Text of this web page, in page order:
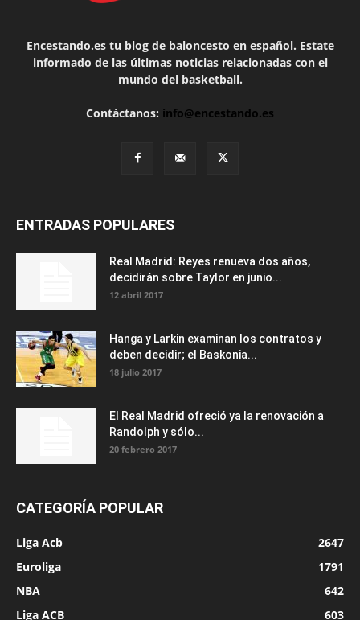
Encestando.es tu blog de baloncesto en español. Estate
informado de las últimas noticias relacionadas con el
mundo del basketball.
Contáctanos: info@encestando.es
ENTRADAS POPULARES
Real Madrid: Reyes renueva dos años,
decidirán sobre Taylor en junio...
12 abril 2017
Hanga y Larkin examinan los contratos y
deben decidir; el Baskonia...
18 julio 2017
El Real Madrid ofreció ya la renovación a
Randolph y sólo...
20 febrero 2017
CATEGORÍA POPULAR
Liga Acb
2647
Euroliga
1791
NBA
642
Liga ACB
603